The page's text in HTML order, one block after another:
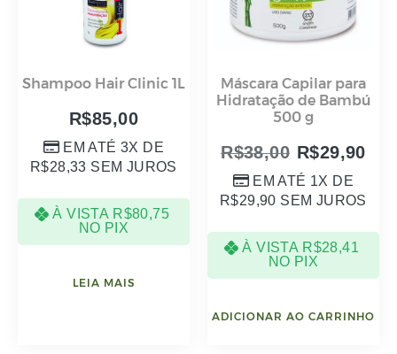
Shampoo Hair Clinic 1L
R$85,00
EM ATÉ 3X DE
R$28,33 SEM JUROS
À VISTA R$80,75
NO PIX
LEIA MAIS
Máscara Capilar para
Hidratação de Bambú
500 g
R$38,00 R$29,90
EM ATÉ 1X DE
R$29,90 SEM JUROS
À VISTA R$28,41
NO PIX
ADICIONAR AO CARRINHO